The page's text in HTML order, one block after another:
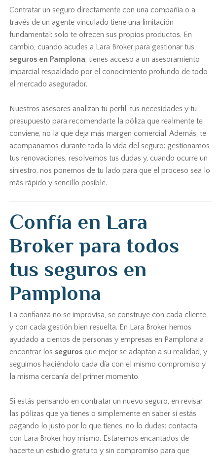
Contratar un seguro directamente con una compañía o a
través de un agente vinculado tiene una limitación
fundamental: solo te ofrecen sus propios productos. En
cambio, cuando acudes a Lara Broker para gestionar tus
seguros en Pamplona, tienes acceso a un asesoramiento
imparcial respaldado por el conocimiento profundo de todo
el mercado asegurador.
Nuestros asesores analizan tu perfil, tus necesidades y tu
presupuesto para recomendarte la póliza que realmente te
conviene, no la que deja más margen comercial. Además, te
acompañamos durante toda la vida del seguro: gestionamos
tus renovaciones, resolvemos tus dudas y, cuando ocurre un
siniestro, nos ponemos de tu lado para que el proceso sea lo
más rápido y sencillo posible.
Confía en Lara
Broker para todos
tus seguros en
Pamplona
La confianza no se improvisa, se construye con cada cliente
y con cada gestión bien resuelta. En Lara Broker hemos
ayudado a cientos de personas y empresas en Pamplona a
encontrar los seguros que mejor se adaptan a su realidad, y
seguimos haciéndolo cada día con el mismo compromiso y
la misma cercanía del primer momento.
Si estás pensando en contratar un nuevo seguro, en revisar
las pólizas que ya tienes o simplemente en saber si estás
pagando lo justo por lo que tienes, no lo dudes: contacta
con Lara Broker hoy mismo. Estaremos encantados de
hacerte un estudio gratuito y sin compromiso para que